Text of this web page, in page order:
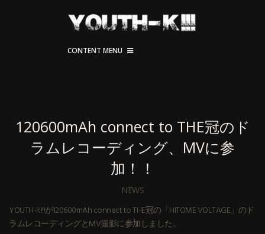
CONTENT MENU
120600mAh connect to THE冠のド
ラムレコーディング、MVに参
加！！
NEWS
YOUTH-K!!!が120600mAh connect to THE冠の「HITOME VOLTAGE」のド
ラムレコーディングとMV撮影に参加しました。